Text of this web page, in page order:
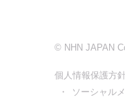
© NHN JAPAN
個人情報保護方針
ソーシャル